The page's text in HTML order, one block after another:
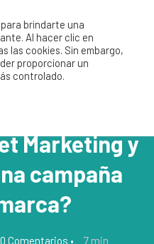
Marketing y
campaña
0 Comentarios • 7min
brindarte una
Al hacer clic en
las cookies. Sin embargo,
proporcionar un
controlado.